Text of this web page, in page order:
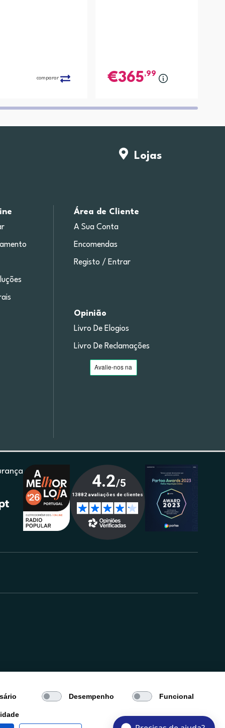
comparar 365,99
Lojas
Área de Cliente
A Sua Conta
Encomendas
Registo / Entrar
Opinião
Livro De Elogios
Livro De Reclamações
Desempenho Funcional